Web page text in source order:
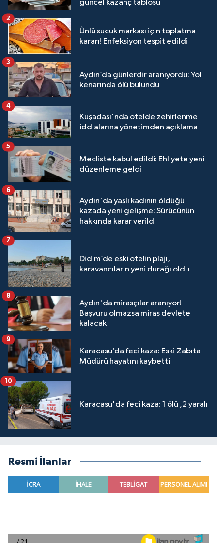
güncel kazanç tablosu
Ünlü sucuk markası için toplatma
kararı! Enfeksiyon tespit edildi
2
Aydın’da günlerdir aranıyordu: Yol
kenarında ölü bulundu
3
Kuşadası'nda otelde zehirlenme
iddialarına yönetimden açıklama
4
Mecliste kabul edildi: Ehliyete yeni
düzenleme geldi
5
Aydın'da yaşlı kadının öldüğü
kazada yeni gelişme: Sürücünün
hakkında karar verildi
6
Didim’de eski otelin plajı,
karavancıların yeni durağı oldu
7
Aydın'da mirasçılar aranıyor!
Başvuru olmazsa miras devlete
kalacak
8
Karacasu’da feci kaza: Eski Zabıta
Müdürü hayatını kaybetti
9
Karacasu'da feci kaza: 1 ölü ,2 yaralı
10
Resmi İlanlar